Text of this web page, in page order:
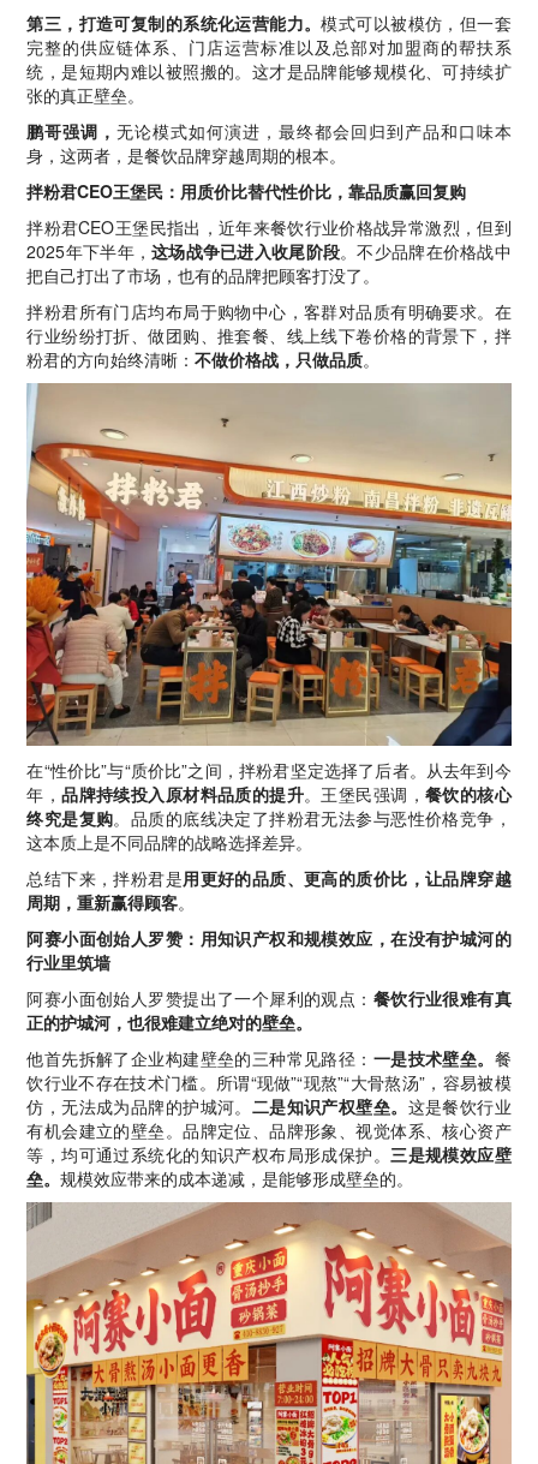
第三，打造可复制的系统化运营能力。模式可以被模仿，但一套
完整的供应链体系、门店运营标准以及总部对加盟商的帮扶系
统，是短期内难以被照搬的。这才是品牌能够规模化、可持续扩
张的真正壁垒。
鹏哥强调，无论模式如何演进，最终都会回归到产品和口味本
身，这两者，是餐饮品牌穿越周期的根本。
拌粉君CEO王堡民：用质价比替代性价比，靠品质赢回复购
拌粉君CEO王堡民指出，近年来餐饮行业价格战异常激烈，但到
2025年下半年，这场战争已进入收尾阶段。不少品牌在价格战中
把自己打出了市场，也有的品牌把顾客打没了。
拌粉君所有门店均布局于购物中心，客群对品质有明确要求。在
行业纷纷打折、做团购、推套餐、线上线下卷价格的背景下，拌
粉君的方向始终清晰：不做价格战，只做品质。
在“性价比”与“质价比”之间，拌粉君坚定选择了后者。从去年到今
年，品牌持续投入原材料品质的提升。王堡民强调， 餐饮的核心
终究是复购。品质的底线决定了拌粉君无法参与恶性价格竞争，
这本质上是不同品牌的战略选择差异。
总结下来，拌粉君是用更好的品质、更高的质价比，让品牌穿越
周期，重新赢得顾客。
阿赛小面创始人罗赞：用知识产权和规模效应，在没有护城河的
行业里筑墙
阿赛小面创始人罗赞提出了一个犀利的观点： 餐饮行业很难有真
正的护城河，也很难建立绝对的壁垒。
他首先拆解了企业构建壁垒的三种常见路径： 一是技术壁垒。 餐
饮行业不存在技术门槛。所谓“现做”“现熬”“大骨熬汤”，容易被模
仿，无法成为品牌的护城河。 二是知识产权壁垒。 这是餐饮行业
有机会建立的壁垒。品牌定位、品牌形象、视觉体系、核心资产
等，均可通过系统化的知识产权布局形成保护。 三是规模效应壁
垒。规模效应带来的成本递减，是能够形成壁垒的。